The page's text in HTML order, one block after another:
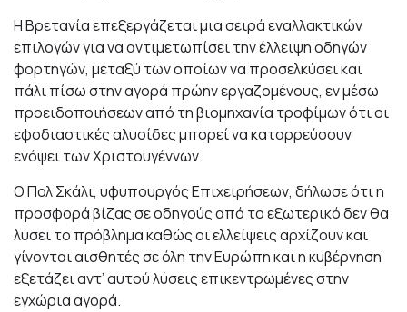
Η Βρετανία επεξεργάζεται μια σειρά εναλλακτικών
επιλογών για να αντιμετωπίσει την έλλειψη οδηγών
φορτηγών, μεταξύ των οποίων να προσελκύσει και
πάλι πίσω στην αγορά πρώην εργαζομένους, εν μέσω
προειδοποιήσεων από τη βιομηχανία τροφίμων ότι οι
εφοδιαστικές αλυσίδες μπορεί να καταρρεύσουν
ενόψει των Χριστουγέννων.
Ο Πολ Σκάλι, υφυπουργός Επιχειρήσεων, δήλωσε ότι η
προσφορά βίζας σε οδηγούς από το εξωτερικό δεν θα
λύσει το πρόβλημα καθώς οι ελλείψεις αρχίζουν και
γίνονται αισθητές σε όλη την Ευρώπη και η κυβέρνηση
εξετάζει αντ’ αυτού λύσεις επικεντρωμένες στην
εγχώρια αγορά.